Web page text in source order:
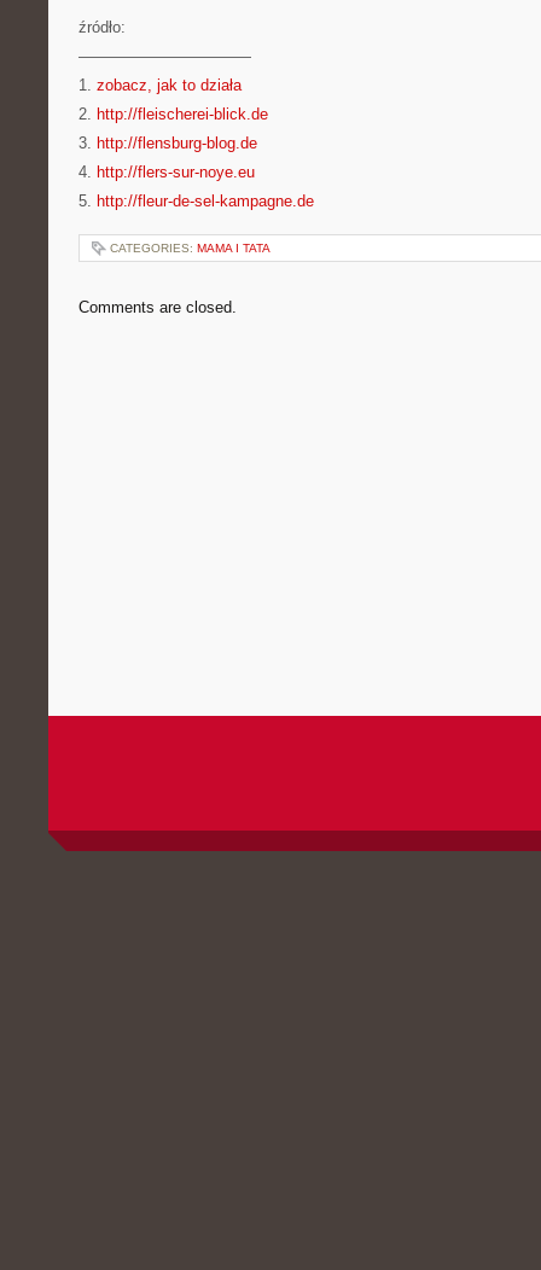
źródło:
———————————
1. zobacz, jak to działa
2. http://fleischerei-blick.de
3. http://flensburg-blog.de
4. http://flers-sur-noye.eu
5. http://fleur-de-sel-kampagne.de
CATEGORIES: MAMA I TATA
Comments are closed.